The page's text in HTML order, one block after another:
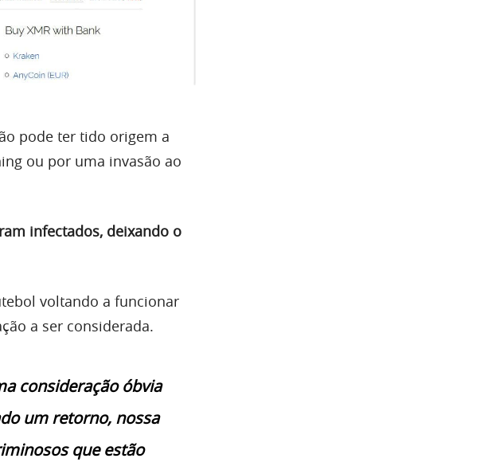
pode ter tido origem a
ou por uma invasão ao
infectados, deixando o
voltando a funcionar
a ser considerada.
consideração óbvia
um retorno, nossa
que estão